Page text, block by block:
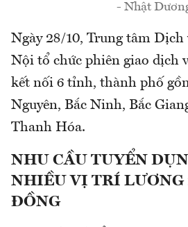
- Nhật
Ngày 28/10, Trung tâm
Nội tổ chức phiên giao dịch
kết nối 6 tỉnh, thành phố
Nguyên, Bắc Ninh, Bắc
Thanh Hóa.
NHU CẦU TUYỂN
NHIỀU VỊ TRÍ LƯƠNG
ĐỒNG